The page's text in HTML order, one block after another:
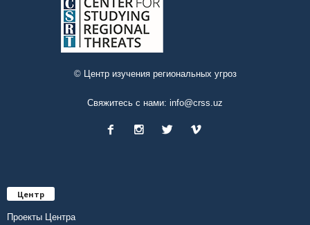
© Центр изучения региональных угроз
Свяжитесь с нами: info@crss.uz
Центр
Проекты Центра